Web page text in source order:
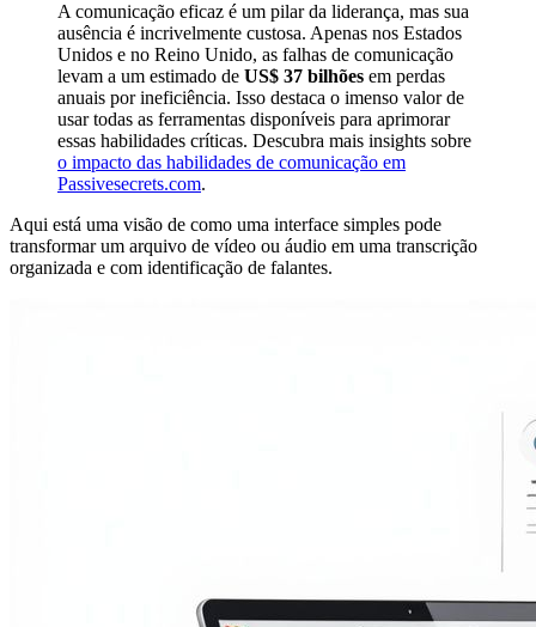
A comunicação eficaz é um pilar da liderança, mas sua
ausência é incrivelmente custosa. Apenas nos Estados
Unidos e no Reino Unido, as falhas de comunicação
levam a um estimado de US$ 37 bilhões em perdas
anuais por ineficiência. Isso destaca o imenso valor de
usar todas as ferramentas disponíveis para aprimorar
essas habilidades críticas. Descubra mais insights sobre
o impacto das habilidades de comunicação em
Passivesecrets.com.
Aqui está uma visão de como uma interface simples pode
transformar um arquivo de vídeo ou áudio em uma transcrição
organizada e com identificação de falantes.